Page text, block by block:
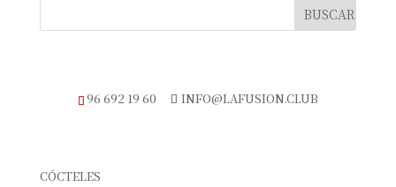
96 692 19 60 INFO@LAFUSION.CLUB
CÓCTELES